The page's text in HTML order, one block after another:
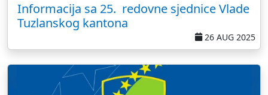
Informacija sa 25. redovne sjednice Vlade
Tuzlanskog kantona
26 AUG 2025